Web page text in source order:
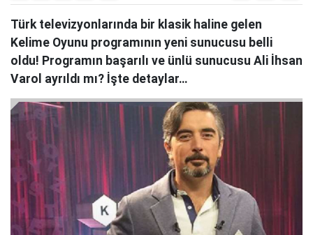
Türk televizyonlarında bir klasik haline gelen
Kelime Oyunu programının yeni sunucusu belli
oldu! Programın başarılı ve ünlü sunucusu Ali İhsan
Varol ayrıldı mı? İşte detaylar…